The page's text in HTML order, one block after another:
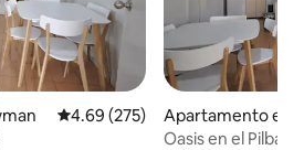
Calificación promedio: 4.69 de
4.69 (275)
Apartamento en
Oasis en el Pilbara